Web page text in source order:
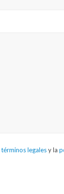
términos legalesy la